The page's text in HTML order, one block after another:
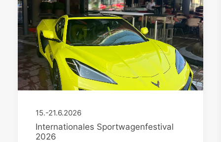
15.-21.6.2026
Internationales Sportwagenfestival
2026